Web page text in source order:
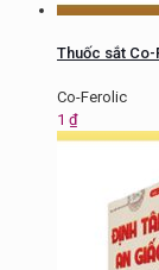
Thuốc sắt
Co-Ferolic
1 ₫